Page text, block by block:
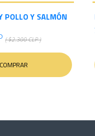
POLLO Y SALMÓN
( $2.300 CLP )
COMPRAR